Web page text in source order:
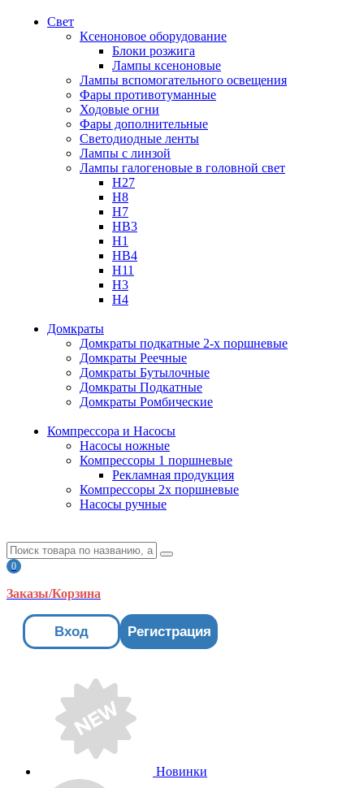
Свет
Ксеноновое оборудование
Блоки розжига
Лампы ксеноновые
Лампы вспомогательного освещения
Фары противотуманные
Ходовые огни
Фары дополнительные
Светодиодные ленты
Лампы с линзой
Лампы галогеновые в головной свет
H27
H8
H7
HB3
H1
HB4
H11
H3
H4
Домкраты
Домкраты подкатные 2-х поршневые
Домкраты Реечные
Домкраты Бутылочные
Домкраты Подкатные
Домкраты Ромбические
Компрессора и Насосы
Насосы ножные
Компрессоры 1 поршневые
Рекламная продукция
Компрессоры 2х поршневые
Насосы ручные
0
Заказы/Корзина
Вход Регистрация
Новинки